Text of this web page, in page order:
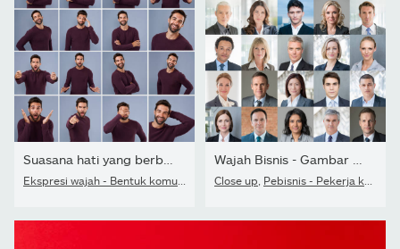
Variasi
Close up Pebisnis - Pekerja kerah putih